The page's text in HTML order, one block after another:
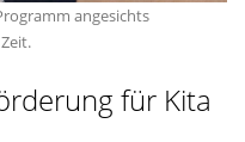
angesichts
für Kita